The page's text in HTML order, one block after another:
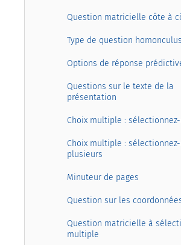
Question matricielle côte à
Type de question homonculus
Options de réponse
Questions sur le texte de la
présentation
Choix multiple :
Choix multiple :
plusieurs
Minuteur de pages
Question sur les
Question matricielle à
multiple